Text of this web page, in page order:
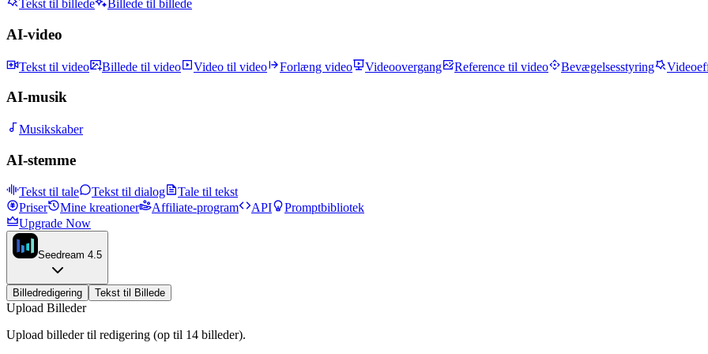
Tekst til billede Billede til billede
AI-video
Tekst til video Billede til video Video til video Forlæng video Videoovergang Reference til video Bevægelsesstyring
AI-musik
Musikskaber
AI-stemme
Tekst til tale Tekst til dialog
Tale til tekst
Priser
Mine kreationer Affiliate-program API
Promptbibliotek
Upgrade Now
Seedream 4.5
Billedredigering Tekst til Billede
Upload Billeder
Upload billeder til redigering (op til 14 billeder).